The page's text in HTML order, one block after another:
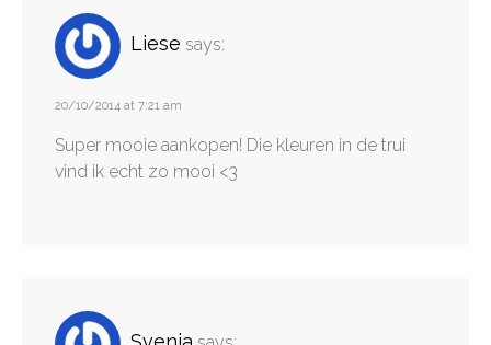
Liese says:
20/10/2014 at 7:21 am
Super mooie aankopen! Die kleuren in de trui
vind ik echt zo mooi <3